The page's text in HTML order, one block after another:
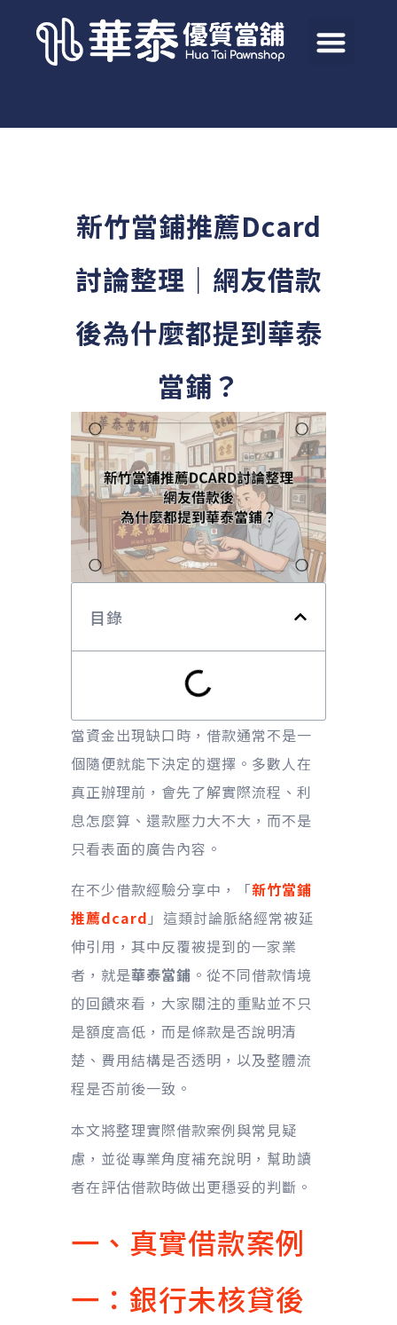
新竹當鋪推薦Dcard
討論整理｜網友借款
後為什麼都提到華泰
當鋪？
目錄
當資金出現缺口時，借款通常不是一
個隨便就能下決定的選擇。多數人在
真正辦理前，會先了解實際流程、利
息怎麼算、還款壓力大不大，而不是
只看表面的廣告內容。
在不少借款經驗分享中，「新竹當鋪
推薦dcard 」這類討論脈絡經常被延
伸引用，其中反覆被提到的一家業
者，就是華泰當鋪 。從不同借款情境
的回饋來看，大家關注的重點並不只
是額度高低，而是條款是否說明清
楚、費用結構是否透明，以及整體流
程是否前後一致。
本文將整理實際借款案例與常見疑
慮，並從專業角度補充說明，幫助讀
者在評估借款時做出更穩妥的判斷。
一、真實借款案例
一：銀行未核貸後